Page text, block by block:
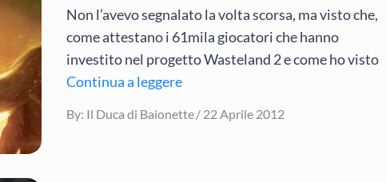
Non l’avevo segnalato la volta scorsa, ma visto che,
come attestano i 61mila giocatori che hanno
investito nel progetto Wasteland 2 e come ho visto
Continua a leggere
By: Il Duca di Baionette
Posted
22 Aprile 2012